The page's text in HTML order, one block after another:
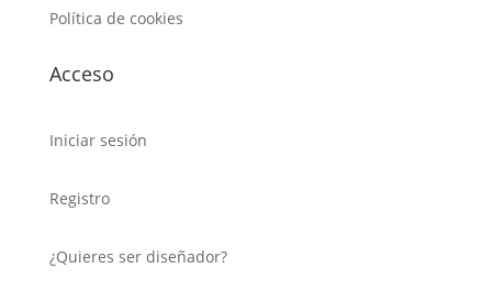
Política de cookies
Acceso
Iniciar sesión
Registro
¿Quieres ser diseñador?